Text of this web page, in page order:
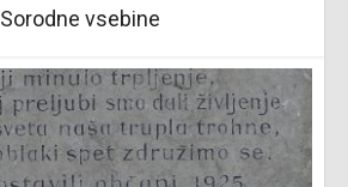
Sorodne vsebine